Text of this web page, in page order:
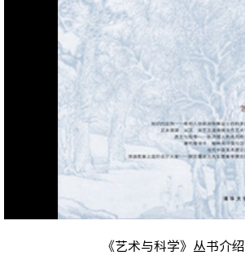
《艺术与科学》丛书介绍